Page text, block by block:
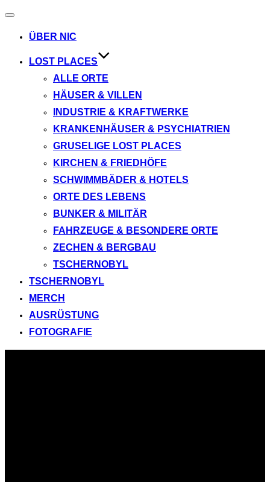
Navigation
ÜBER NIC
LOST PLACES
ALLE ORTE
HÄUSER & VILLEN
INDUSTRIE & KRAFTWERKE
KRANKENHÄUSER & PSYCHIATRIEN
GRUSELIGE LOST PLACES
KIRCHEN & FRIEDHÖFE
SCHWIMMBÄDER & HOTELS
ORTE DES LEBENS
BUNKER & MILITÄR
FAHRZEUGE & BESONDERE ORTE
ZECHEN & BERGBAU
TSCHERNOBYL
TSCHERNOBYL
MERCH
AUSRÜSTUNG
FOTOGRAFIE